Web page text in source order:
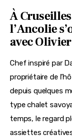
À
l’Ancolie
avec
Chef inspiré par
propriétaire de
depuis quelques
type chalet
temps, le regard
assiettes